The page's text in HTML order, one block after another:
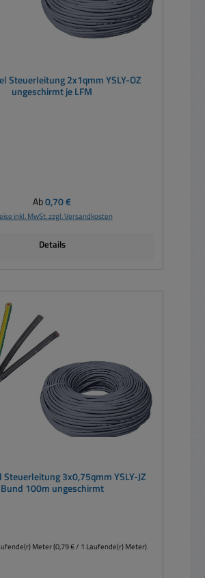
Steuerleitung 2x1qmm YSLY-OZ
ungeschirmt je LFM
Regulärer Preis:
Ab0,70 €
inkl. MwSt. zzgl. Versandkosten
Details
Steuerleitung 3x0,75qmm YSLY-JZ
Bund 100m ungeschirmt
Meter(0,79 € / 1 Laufende(r) Meter)